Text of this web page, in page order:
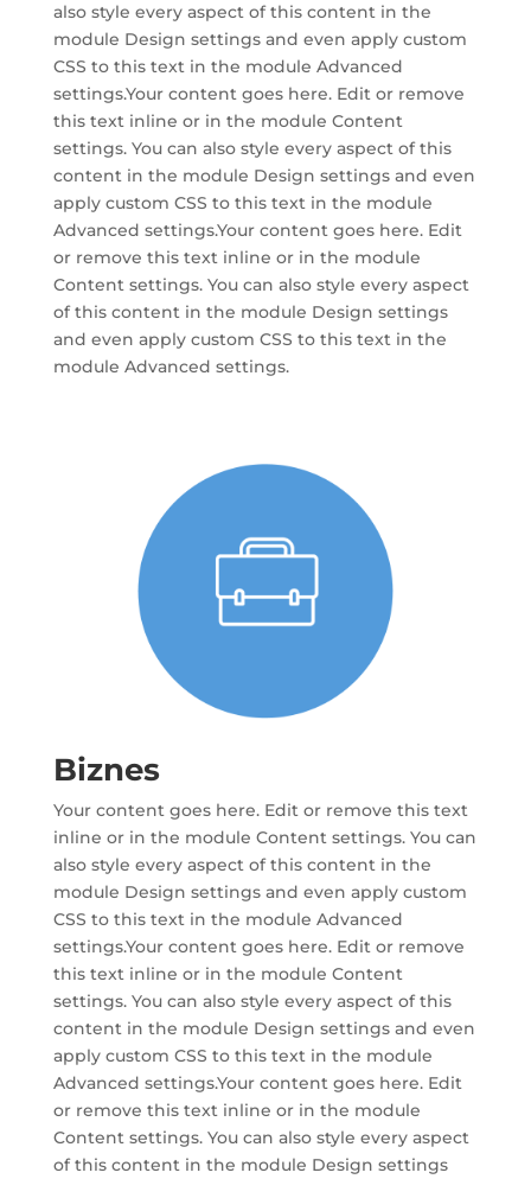
also style every aspect of this content in the
module Design settings and even apply custom
CSS to this text in the module Advanced
settings.Your content goes here. Edit or remove
this text inline or in the module Content
settings. You can also style every aspect of this
content in the module Design settings and even
apply custom CSS to this text in the module
Advanced settings.Your content goes here. Edit
or remove this text inline or in the module
Content settings. You can also style every aspect
of this content in the module Design settings
and even apply custom CSS to this text in the
module Advanced settings.
Biznes
Your content goes here. Edit or remove this text
inline or in the module Content settings. You can
also style every aspect of this content in the
module Design settings and even apply custom
CSS to this text in the module Advanced
settings.Your content goes here. Edit or remove
this text inline or in the module Content
settings. You can also style every aspect of this
content in the module Design settings and even
apply custom CSS to this text in the module
Advanced settings.Your content goes here. Edit
or remove this text inline or in the module
Content settings. You can also style every aspect
of this content in the module Design settings